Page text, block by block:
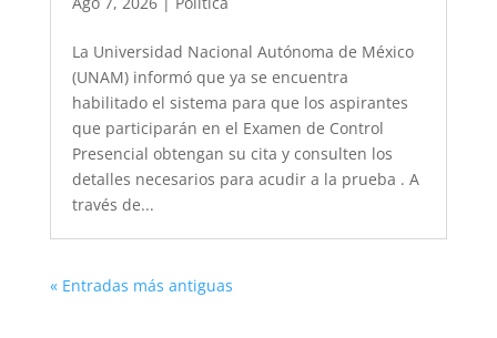
La Universidad Nacional Autónoma de México
(UNAM) informó que ya se encuentra
habilitado el sistema para que los aspirantes
que participarán en el Examen de Control
Presencial obtengan su cita y consulten los
detalles necesarios para acudir a la prueba . A
través de...
« Entradas más antiguas